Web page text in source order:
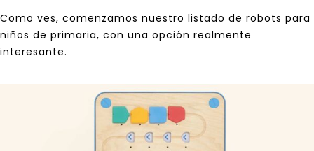
Como ves, comenzamos nuestro listado de robots para
niños de primaria, con una opción realmente
interesante.